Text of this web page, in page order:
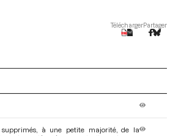
TéléchargerPartager
supprimés, à une petite majorité, de la